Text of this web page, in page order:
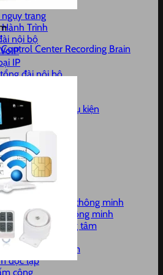
trang
Trình
nội bộ
IP
đài nội bộ
chủ
bị máy chủ phụ kiện
DELL
học tập làm việc
minh
điều khiển Nhà thông minh
và ổ cắm nhà thông minh
kết nối với Trung tâm
trộm
qua bộ trung tâm
độc lập
công
Center Recording Brain